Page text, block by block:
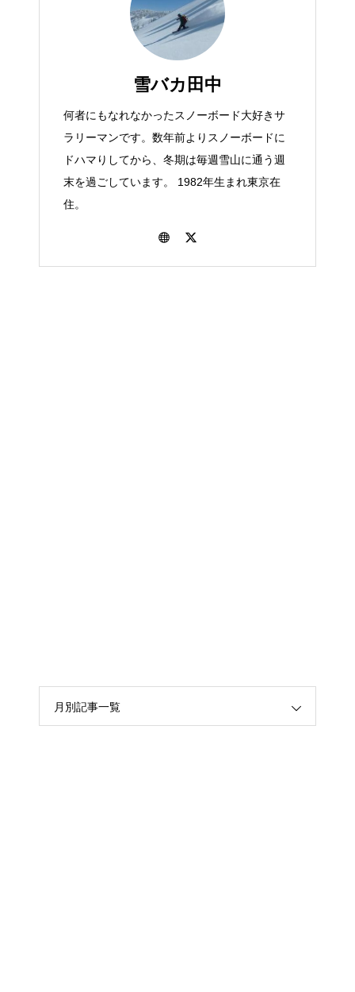
雪バカ田中
何者にもなれなかったスノーボード大好きサ
ラリーマンです。数年前よりスノーボードに
ドハマりしてから、冬期は毎週雪山に通う週
末を過ごしています。 1982年生まれ東京在
住。
月別記事一覧